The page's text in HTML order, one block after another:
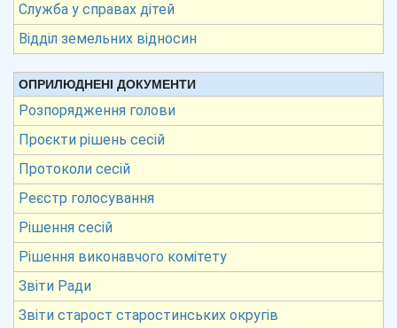
Служба у справах дітей
Відділ земельних відносин
ОПРИЛЮДНЕНІ ДОКУМЕНТИ
Розпорядження голови
Проєкти рішень сесій
Протоколи сесій
Реєстр голосування
Рішення сесій
Рішення виконавчого комітету
Звіти Ради
Звіти старост старостинських округів